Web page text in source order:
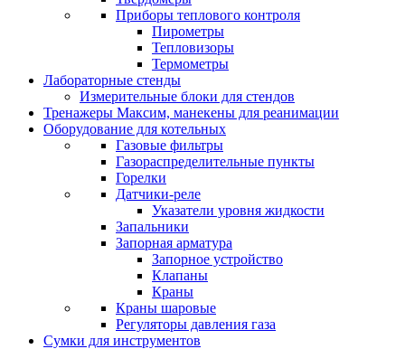
Приборы теплового контроля
Пирометры
Тепловизоры
Термометры
Лабораторные стенды
Измерительные блоки для стендов
Тренажеры Максим, манекены для реанимации
Оборудование для котельных
Газовые фильтры
Газораспределительные пункты
Горелки
Датчики-реле
Указатели уровня жидкости
Запальники
Запорная арматура
Запорное устройство
Клапаны
Краны
Краны шаровые
Регуляторы давления газа
Сумки для инструментов